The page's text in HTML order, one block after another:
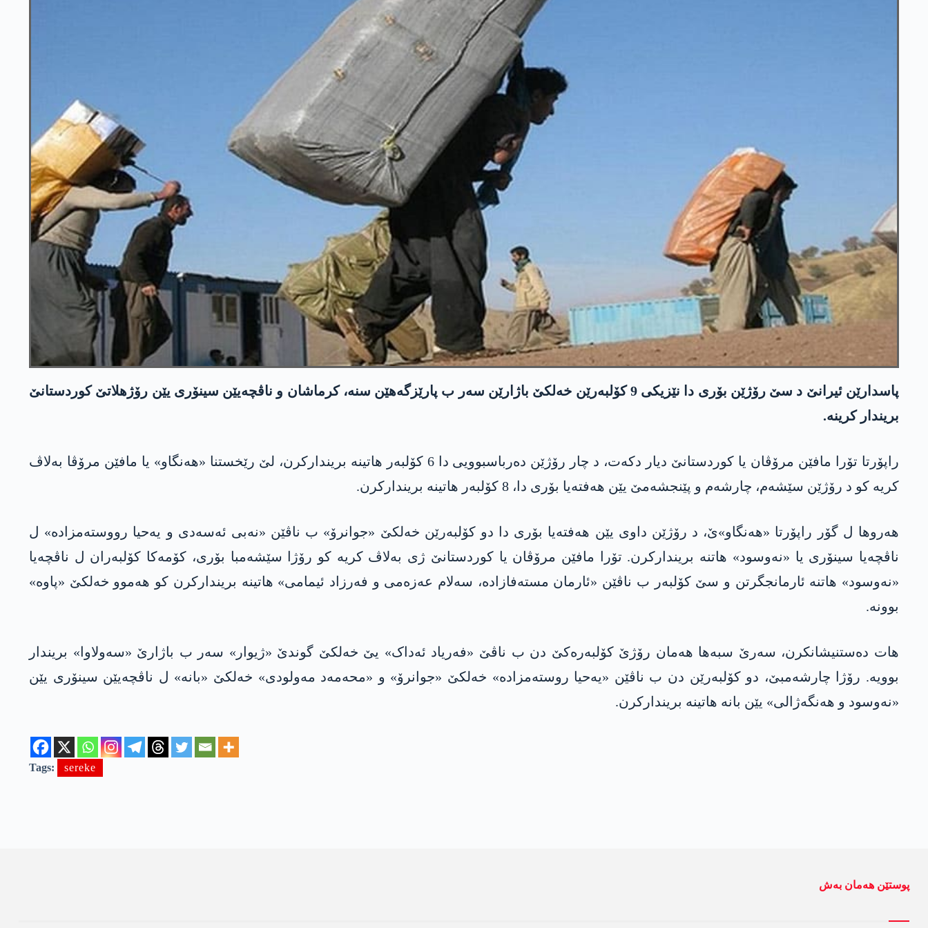
پاسدارێن ئیرانێ د سێ رۆژێن بۆری دا نێزیکی 9 کۆلبەرێن خەلکێ باژارێن سەر ب پارێزگەھێن سنە، کرماشان و ناڤچەیێن سینۆری یێن رۆژھلاتێ کوردستانێ
بریندار کرینە.
راپۆرتا تۆرا مافێن مرۆڤان یا کوردستانێ دیار دکەت، د چار رۆژێن دەرباسبوویی دا 6 کۆلبەر ھاتینە بریندارکرن، لێ رێخستنا «ھەنگاو» یا مافێن مرۆڤا بەلاڤ
کریە کو د رۆژێن سێشەم، چارشەم و پێنجشەمێ یێن ھەفتەیا بۆری دا، 8 کۆلبەر ھاتینە بریندارکرن.
ھەروھا ل گۆر راپۆرتا «ھەنگاو»ێ، د رۆژێن داوی یێن ھەفتەیا بۆری دا دو کۆلبەرێن خەلکێ «جوانرۆ» ب ناڤێن «نەبی ئەسەدی و یەحیا رووستەمزادە» ل
ناڤچەیا سینۆری یا «نەوسود» ھاتنە بریندارکرن. تۆرا مافێن مرۆڤان یا کوردستانێ ژی بەلاڤ کریە کو رۆژا سێشەمبا بۆری، کۆمەکا کۆلبەران ل ناڤچەیا
«نەوسود» ھاتنە ئارمانجگرتن و سێ کۆلبەر ب ناڤێن «ئارمان مستەفازادە، سەلام عەزەمی و فەرزاد ئیمامی» ھاتینە بریندارکرن کو ھەموو خەلکێ «پاوە»
بوونە.
ھات دەستنیشانکرن، سەرێ سبەھا ھەمان رۆژێ کۆلبەرەکێ دن ب ناڤێ «فەریاد ئەداک» یێ خەلکێ گوندێ «ژیوار» سەر ب باژارێ «سەولاوا» بریندار
بوویە. رۆژا چارشەمبێ، دو کۆلبەرێن دن ب ناڤێن «یەحیا روستەمزادە» خەلکێ «جوانرۆ» و «محەمەد مەولودی» خەلکێ «بانە» ل ناڤچەیێن سینۆری یێن
«نەوسود و ھەنگەژالی» یێن بانە ھاتینە بریندارکرن.
Tags: sereke
پوستێن ھەمان بەش